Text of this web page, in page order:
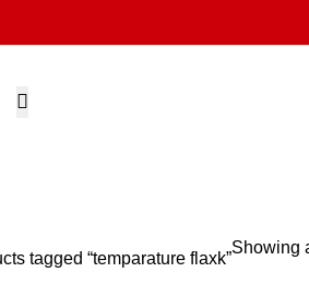
tagged “temparature flaxk”
Showing